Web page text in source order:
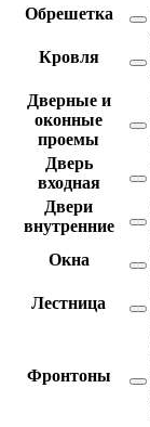
Обрешетка
Кровля
Дверные и
оконные
проемы
Дверь
входная
Двери
внутренние
Окна
Лестница
Фронтоны